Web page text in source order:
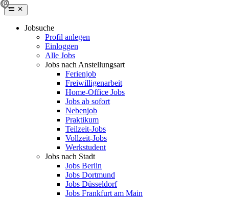
Jobsuche
Profil anlegen
Einloggen
Alle Jobs
Jobs nach Anstellungsart
Ferienjob
Freiwilligenarbeit
Home-Office Jobs
Jobs ab sofort
Nebenjob
Praktikum
Teilzeit-Jobs
Vollzeit-Jobs
Werkstudent
Jobs nach Stadt
Jobs Berlin
Jobs Dortmund
Jobs Düsseldorf
Jobs Frankfurt am Main